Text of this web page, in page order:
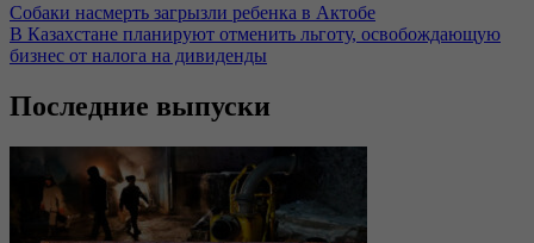
Собаки насмерть загрызли ребенка в Актобе
В Казахстане планируют отменить льготу, освобождающую
бизнес от налога на дивиденды
Последние выпуски